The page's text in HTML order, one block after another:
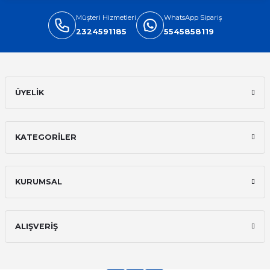
Müşteri Hizmetleri
2324591185
WhatsApp Sipariş
5545858119
ÜYELİK
KATEGORİLER
KURUMSAL
ALIŞVERİŞ